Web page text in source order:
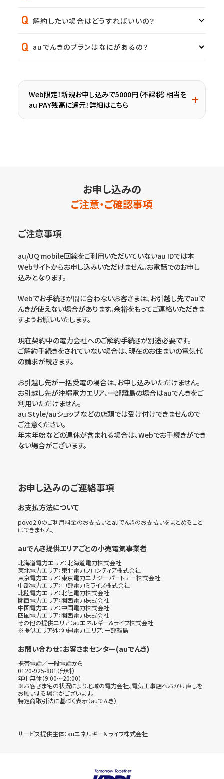
解約したい場合はどうすればいいの？
auでんきのプランはなにがあるの？
Web限定！新規お申し込みで5000円（不課税）相当を
au PAY残高に還元！詳細はこちら
お申し込みの
ご注意・ご確認事項
ご注意事項
au/UQ mobile回線をご利用いただいていないau IDでは本
Webサイトからお申し込みいただけません。お電話でのお申し
込みとなります。
Webでお手続きが間に合わないお客さまは、お引越し先でauで
んきが使えない場合があります。余裕をもってご連絡いただきま
すようお願いいたします。
現在契約中の電力会社へのご解約手続きが別途必要です。
ご解約手続きをされていない場合は、現在のお住まいの電気代
の請求が続きます。
お引越し先が一括受電の場合は、お申し込みいただけません。
お引越し先が沖縄電力エリア、一部離島の場合はauでんきをご
利用いただけません。
au Style/auショップなどの店頭では受け付けできませんので
ご注意ください。
年末年始などの連休が含まれる場合は、Webでお手続きができ
ない場合がございます。
お申し込みのご連絡事項
お支払方法について
povo2.0のご利用料金のお支払いとauでんきのお支払いをまとめること
はできません。
auでんき提供エリアごとの小売電気事業者
北海道電力エリア：北海道電力株式会社
東北電力エリア：東北電力フロンティア株式会社
東京電力エリア：東京電力エナジーパートナー株式会社
中部電力エリア：中部電力ミライズ株式会社
北陸電力エリア：北陸電力株式会社
関西電力エリア：関西電力株式会社
中国電力エリア：中国電力株式会社
四国電力エリア：関西電力株式会社
その他の提供エリア：auエネルギー＆ライフ株式会社
※提供エリア外：沖縄電力エリア、一部離島
お問い合わせ：お客さまセンター(auでんき)
携帯電話／一般電話から
0120-925-881（無料）
年中無休（9:00～20:00）
※お客さま宅の状況により地域の電力会社、電気工事店へおかけ直しを
お願いする場合がございます。
特定商取引法に基づく表示（auでんき）
サービス提供主体：auエネルギー＆ライフ株式会社